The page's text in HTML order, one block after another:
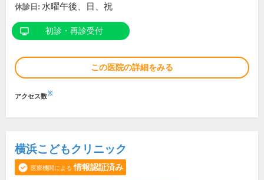
休診日: 水曜午後、日、祝
初診・再診受付
この医院の詳細をみる
アクセス数※
横浜こどもクリニック
医療機関による 情報認証済み